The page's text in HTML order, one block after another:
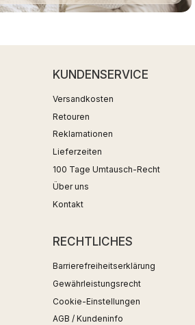
KUNDENSERVICE
Versandkosten
Retouren
Reklamationen
Lieferzeiten
100 Tage Umtausch-Recht
Über uns
Kontakt
RECHTLICHES
Barrierefreiheitserklärung
Gewährleistungsrecht
Cookie-Einstellungen
AGB / Kundeninfo